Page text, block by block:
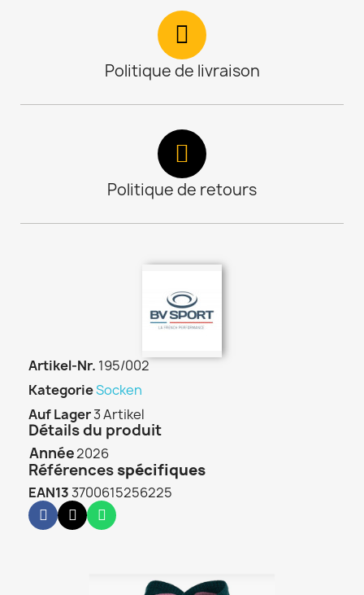
Politique de livraison
Politique de retours
Artikel-Nr. 195/002
KategorieSocken
Auf Lager3 Artikel
Détails du produit
Année2026
Références spécifiques
EAN133700615256225